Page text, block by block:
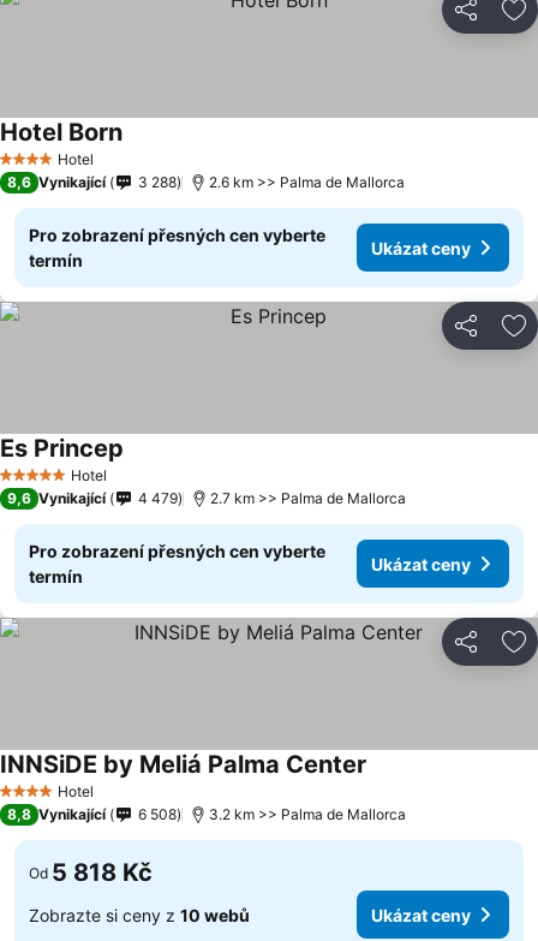
Sdílet
4 Počet hvězdiček
Hotel
Hotel Born
8,6 Vynikající 3 288 2.6 km >> Palma de Mallorca
Pro zobrazení přesných cen vyberte
termín
Ukázat ceny
Sdílet
5 Počet hvězdiček
Hotel
Es Princep
9,6 Vynikající 4 479 2.7 km >> Palma de Mallorca
Pro zobrazení přesných cen vyberte
termín
Ukázat ceny
Sdílet
4 Počet hvězdiček
Hotel
INNSiDE by Meliá Palma Center
8,8 Vynikající 6 508 3.2 km >> Palma de Mallorca
Od 5 818 Kč
Zobrazte si ceny z 10 webů Ukázat ceny